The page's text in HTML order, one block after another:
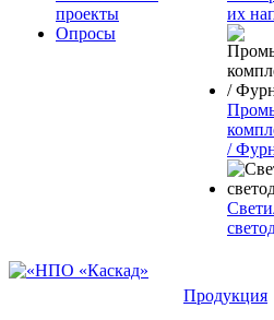
проекты
Опросы
их
/
Продукция